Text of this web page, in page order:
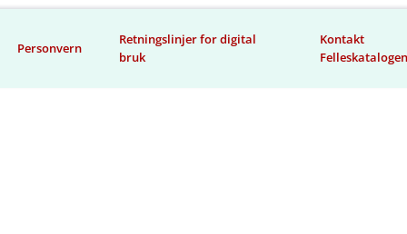
Personvern
Retningslinjer for digital
bruk
Kontakt
Felleskatalogen